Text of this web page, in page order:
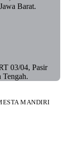
Barat.
03/04, Pasir
MANDIRI